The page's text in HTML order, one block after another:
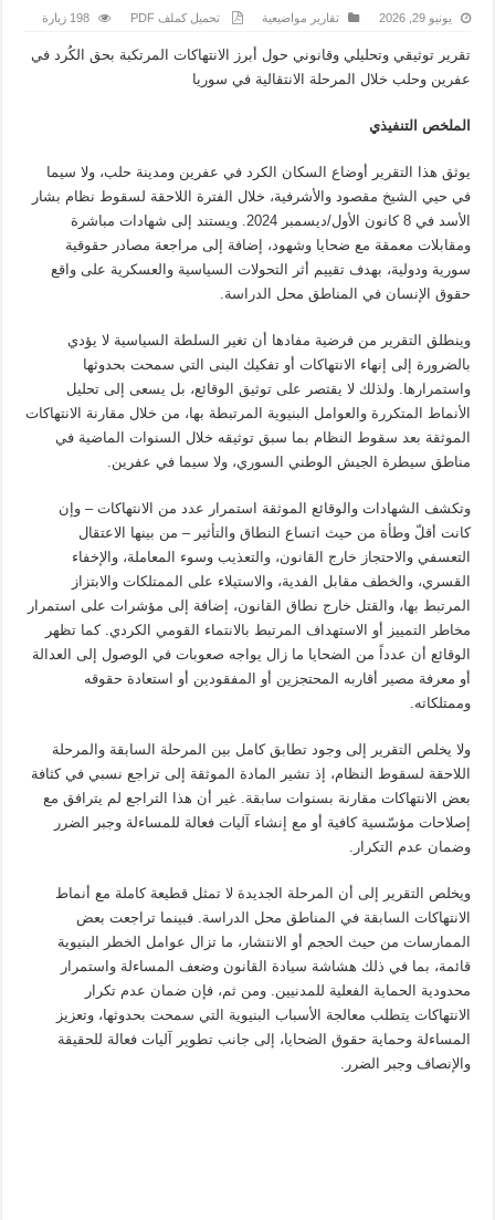
يونيو 29, 2026 تقارير مواضيعية تحميل كملف PDF 198 زيارة
تقرير توثيقي وتحليلي وقانوني حول أبرز الانتهاكات المرتكبة بحق الكُرد في
عفرين وحلب خلال المرحلة الانتقالية في سوريا
الملخص التنفيذي
يوثق هذا التقرير أوضاع السكان الكرد في عفرين ومدينة حلب، ولا سيما
في حيي الشيخ مقصود والأشرفية، خلال الفترة اللاحقة لسقوط نظام بشار
الأسد في 8 كانون الأول/ديسمبر 2024. ويستند إلى شهادات مباشرة
ومقابلات معمقة مع ضحايا وشهود، إضافة إلى مراجعة مصادر حقوقية
سورية ودولية، بهدف تقييم أثر التحولات السياسية والعسكرية على واقع
حقوق الإنسان في المناطق محل الدراسة.
وينطلق التقرير من فرضية مفادها أن تغير السلطة السياسية لا يؤدي
بالضرورة إلى إنهاء الانتهاكات أو تفكيك البنى التي سمحت بحدوثها
واستمرارها. ولذلك لا يقتصر على توثيق الوقائع، بل يسعى إلى تحليل
الأنماط المتكررة والعوامل البنيوية المرتبطة بها، من خلال مقارنة الانتهاكات
الموثقة بعد سقوط النظام بما سبق توثيقه خلال السنوات الماضية في
مناطق سيطرة الجيش الوطني السوري، ولا سيما في عفرين.
وتكشف الشهادات والوقائع الموثقة استمرار عدد من الانتهاكات – وإن
كانت أقلّ وطأة من حيث اتساع النطاق والتأثير – من بينها الاعتقال
التعسفي والاحتجاز خارج القانون، والتعذيب وسوء المعاملة، والإخفاء
القسري، والخطف مقابل الفدية، والاستيلاء على الممتلكات والابتزاز
المرتبط بها، والقتل خارج نطاق القانون، إضافة إلى مؤشرات على استمرار
مخاطر التمييز أو الاستهداف المرتبط بالانتماء القومي الكردي. كما تظهر
الوقائع أن عدداً من الضحايا ما زال يواجه صعوبات في الوصول إلى العدالة
أو معرفة مصير أقاربه المحتجزين أو المفقودين أو استعادة حقوقه
وممتلكاته.
ولا يخلص التقرير إلى وجود تطابق كامل بين المرحلة السابقة والمرحلة
اللاحقة لسقوط النظام، إذ تشير المادة الموثقة إلى تراجع نسبي في كثافة
بعض الانتهاكات مقارنة بسنوات سابقة. غير أن هذا التراجع لم يترافق مع
إصلاحات مؤسّسية كافية أو مع إنشاء آليات فعالة للمساءلة وجبر الضرر
وضمان عدم التكرار.
ويخلص التقرير إلى أن المرحلة الجديدة لا تمثل قطيعة كاملة مع أنماط
الانتهاكات السابقة في المناطق محل الدراسة. فبينما تراجعت بعض
الممارسات من حيث الحجم أو الانتشار، ما تزال عوامل الخطر البنيوية
قائمة، بما في ذلك هشاشة سيادة القانون وضعف المساءلة واستمرار
محدودية الحماية الفعلية للمدنيين. ومن ثم، فإن ضمان عدم تكرار
الانتهاكات يتطلب معالجة الأسباب البنيوية التي سمحت بحدوثها، وتعزيز
المساءلة وحماية حقوق الضحايا، إلى جانب تطوير آليات فعالة للحقيقة
والإنصاف وجبر الضرر.